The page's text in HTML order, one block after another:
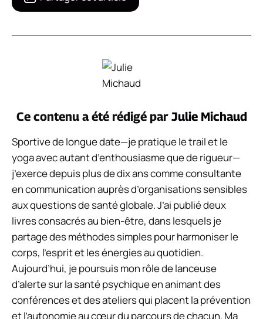
Ce contenu a été rédigé par Julie Michaud
Sportive de longue date—je pratique le trail et le
yoga avec autant d’enthousiasme que de rigueur—
j’exerce depuis plus de dix ans comme consultante
en communication auprès d’organisations sensibles
aux questions de santé globale. J’ai publié deux
livres consacrés au bien-être, dans lesquels je
partage des méthodes simples pour harmoniser le
corps, l’esprit et les énergies au quotidien.
Aujourd’hui, je poursuis mon rôle de lanceuse
d’alerte sur la santé psychique en animant des
conférences et des ateliers qui placent la prévention
et l’autonomie au cœur du parcours de chacun. Ma